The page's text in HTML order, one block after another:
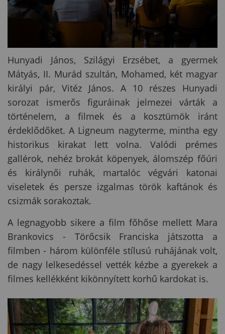
Hunyadi János, Szilágyi Erzsébet, a gyermek
Mátyás, II. Murád szultán, Mohamed, két magyar
királyi pár, Vitéz János. A 10 részes Hunyadi
sorozat ismerős figuráinak jelmezei várták a
történelem, a filmek és a kosztümök iránt
érdeklődőket. A Ligneum nagyterme, mintha egy
historikus kirakat lett volna. Valódi prémes
gallérok, nehéz brokát köpenyek, álomszép főúri
és királynői ruhák, martalóc végvári katonai
viseletek és persze izgalmas török kaftánok és
csizmák sorakoztak.
A legnagyobb sikere a film főhőse mellett Mara
Brankovics - Törőcsik Franciska játszotta a
filmben - három különféle stílusú ruhájának volt,
de nagy lelkesedéssel vették kézbe a gyerekek a
filmes kellékként kikönnyített korhű kardokat is.